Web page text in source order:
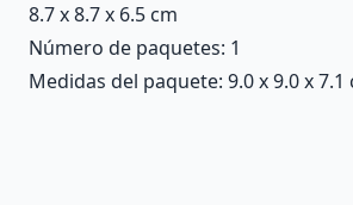
8.7 x 8.7 x 6.5 cm
Número de paquetes: 1
Medidas del paquete: 9.0 x 9.0 x 7.1